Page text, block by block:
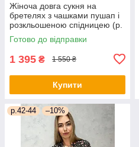
Жіноча довга сукня на
бретелях з чашками пушап і
розкльошеною спідницею (р.
44) 66py6043Qr
Готово до відправки
1 395 ₴ 1 550 ₴
Купити
р.42-44 –10%